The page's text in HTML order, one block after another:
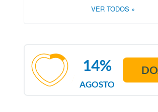
VER TODOS »
AGOSTO
14%